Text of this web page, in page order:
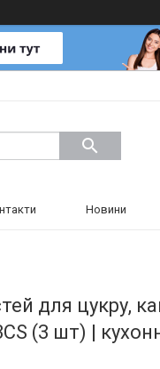
Новини
для цукру,
(3 шт) |